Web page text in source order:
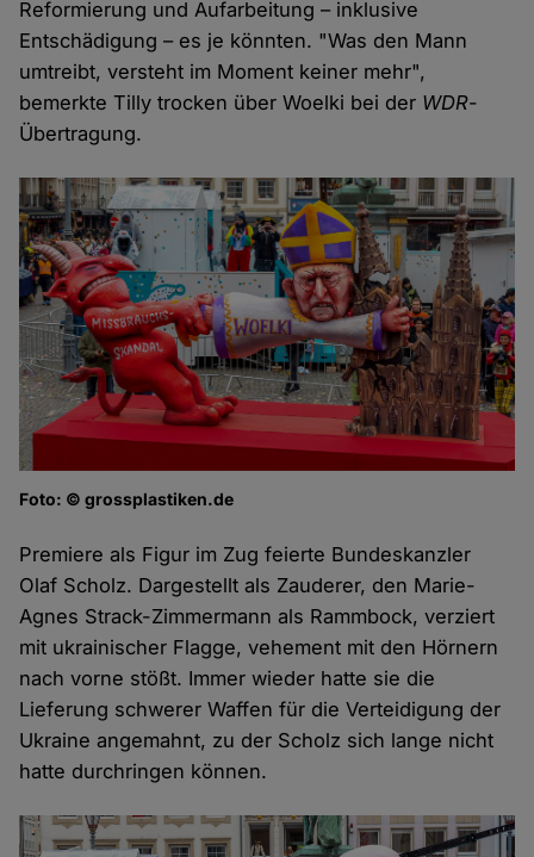
Reformierung und Aufarbeitung – inklusive
Entschädigung – es je könnten. "Was den Mann
umtreibt, versteht im Moment keiner mehr",
bemerkte Tilly trocken über Woelki bei der WDR-
Übertragung.
Foto: © grossplastiken.de
Premiere als Figur im Zug feierte Bundeskanzler
Olaf Scholz. Dargestellt als Zauderer, den Marie-
Agnes Strack-Zimmermann als Rammbock, verziert
mit ukrainischer Flagge, vehement mit den Hörnern
nach vorne stößt. Immer wieder hatte sie die
Lieferung schwerer Waffen für die Verteidigung der
Ukraine angemahnt, zu der Scholz sich lange nicht
hatte durchringen können.